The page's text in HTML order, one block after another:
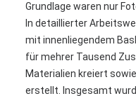
Grundlage waren nur
In detaillierter
mit innenliegendem
für mehrer Tausend
Materialien kreiert
erstellt. Insgesamt